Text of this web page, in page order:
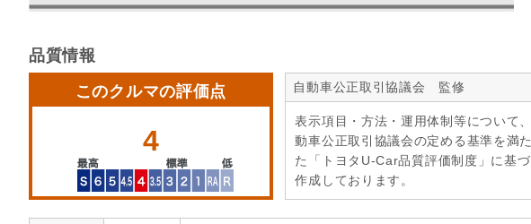
品質情報
このクルマの評価点
4
自動車公正取引協議会 監修
表示項目・方法・運用体制等について
動車公正取引協議会の定める基準を満
た「トヨタU-Car品質評価制度」に基づ
作成しております。